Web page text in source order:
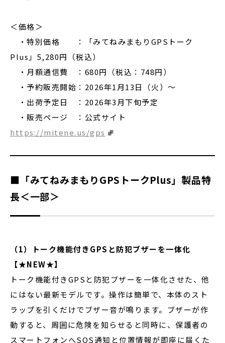
＜価格＞
・特別価格 ：「みてねみまもりGPSトーク
Plus」5,280円（税込）
・月額通信費 ：680円（税込：748円）
・予約販売開始：2026年1月13日（火）～
・出荷予定日 ：2026年3月下旬予定
・販売ページ ：公式サイト
https://mitene.us/gps
■「みてねみまもりGPSトークPlus」製品特
長＜一部＞
（1）トーク機能付きGPSと防犯ブザーを一体化
【★NEW★】
トーク機能付きGPSと防犯ブザーを一体化させた、他
にはない最新モデルです。操作は簡単で、本体のスト
ラップを引くだけでブザー音が鳴ります。ブザーが作
動すると、周囲に危険を知らせると同時に、保護者の
スマートフォンへSOS通知と位置情報が即座に届くた